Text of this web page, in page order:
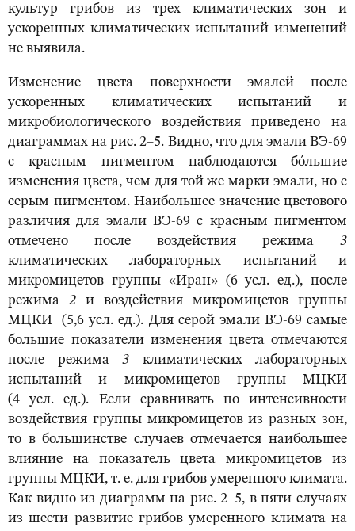
культур грибов из трех климатических зон и
ускоренных климатических испытаний изменений
не выявила.
Изменение цвета поверхности эмалей после
ускоренных климатических испытаний и
микробиологического воздействия приведено на
диаграммах на рис. 2–5. Видно, что для эмали ВЭ-69
с красным пигментом наблюдаются бо́льшие
изменения цвета, чем для той же марки эмали, но с
серым пигментом. Наибольшее значение цветового
различия для эмали ВЭ-69 с красным пигментом
отмечено после воздействия режима 3
климатических лабораторных испытаний и
микромицетов группы «Иран» (6 усл. ед.), после
режима 2 и воздействия микромицетов группы
МЦКИ (5,6 усл. ед.). Для серой эмали ВЭ-69 самые
большие показатели изменения цвета отмечаются
после режима 3 климатических лабораторных
испытаний и микромицетов группы МЦКИ
(4 усл. ед.). Если сравнивать по интенсивности
воздействия группы микромицетов из разных зон,
то в большинстве случаев отмечается наибольшее
влияние на показатель цвета микромицетов из
группы МЦКИ, т. е. для грибов умеренного климата.
Как видно из диаграмм на рис. 2–5, в пяти случаях
из шести развитие грибов умеренного климата на